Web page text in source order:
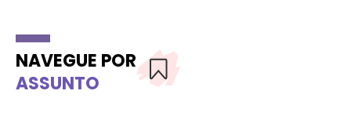
NAVEGUE POR
ASSUNTO